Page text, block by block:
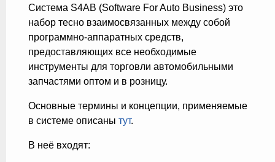
Система S4AB (Software For Auto Business) это
набор тесно взаимосвязанных между собой
программно-аппаратных средств,
предоставляющих все необходимые
инструменты для торговли автомобильными
запчастями оптом и в розницу.
Основные термины и концепции, применяемые
в системе описаны тут.
В неё входят: